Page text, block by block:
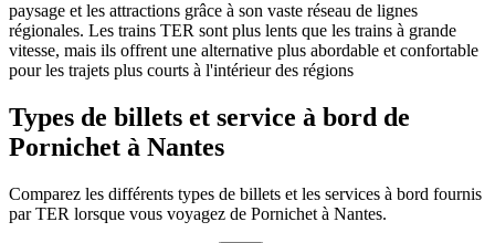
paysage et les attractions grâce à son vaste réseau de lignes
régionales. Les trains TER sont plus lents que les trains à grande
vitesse, mais ils offrent une alternative plus abordable et confortable
pour les trajets plus courts à l'intérieur des régions
Types de billets et service à bord de
Pornichet à Nantes
Comparez les différents types de billets et les services à bord fournis
par TER lorsque vous voyagez de Pornichet à Nantes.